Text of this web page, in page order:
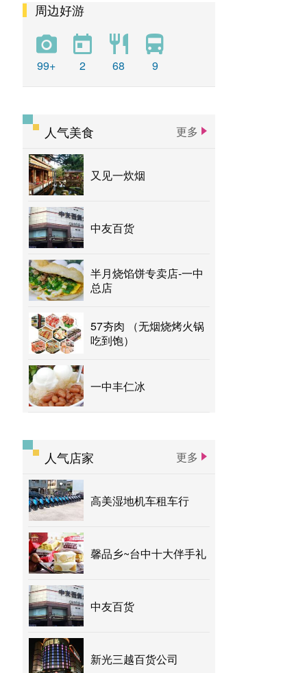
周边好游
99+ 2 68 9
人气美食 更多
又见一炊烟
中友百货
半月烧馅饼专卖店-一中
总店
57夯肉 （无烟烧烤火锅
吃到饱）
一中丰仁冰
人气店家 更多
高美湿地机车租车行
馨品乡~台中十大伴手礼
中友百货
新光三越百货公司